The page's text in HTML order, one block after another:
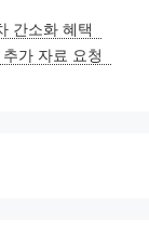
간소화 혜택
가 자료 요청